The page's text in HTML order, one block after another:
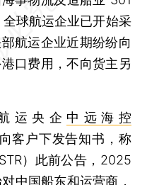
球航运企业已开始采
航运企业近期纷纷向
口费用，不向货主另
央企 中远海控
客户下发告知书，称
）此前公告，2025
中国船东和运营商，